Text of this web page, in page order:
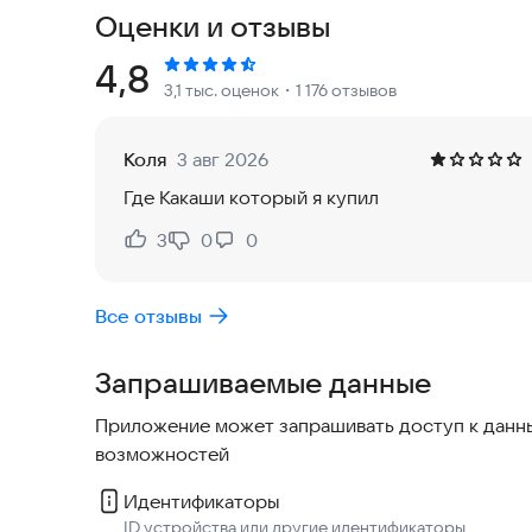
**Разнообразные персонажи-ниндзя в разных
историей, чтобы удовлетворить предпочтения
праздник во время сражений.**
**Постоянно повышай силу своих ниндзя,
расставляя ниндзя в составе, ты сможешь
Оценки и отзывы
Рейтинг:
4,8 3,1 тыс. оценок ・1 176 отзывов
Коля 3 авг 2026
Где Какаши который я купил
Нравится:
3
Не нравится:
0 0
Все отзывы
Запрашиваемые данные
Приложение может запрашивать доступ к
возможностей
Идентификаторы